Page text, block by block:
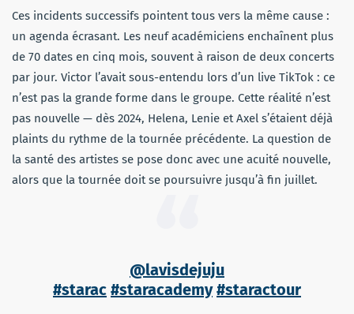
Ces incidents successifs pointent tous vers la même cause :
un agenda écrasant. Les neuf académiciens enchaînent plus
de 70 dates en cinq mois, souvent à raison de deux concerts
par jour. Victor l’avait sous-entendu lors d’un live TikTok : ce
n’est pas la grande forme dans le groupe. Cette réalité n’est
pas nouvelle — dès 2024, Helena, Lenie et Axel s’étaient déjà
plaints du rythme de la tournée précédente. La question de
la santé des artistes se pose donc avec une acuité nouvelle,
alors que la tournée doit se poursuivre jusqu’à fin juillet.
@lavisdejuju
#starac #staracademy #staractour